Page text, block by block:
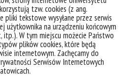
tzw. cookies (z ang.
pliki tekstowe wysyłane przez serwis
użytkownika na urządzeniu końcowym
W tym miejscu możecie Państwo
plików cookies, które będą
internetowym. Zachęcamy do
Serwisów Internetowych
mainstream older people.
research conducted as part of
and digital inclusion of older
for NGOs. An international human
by the National Science